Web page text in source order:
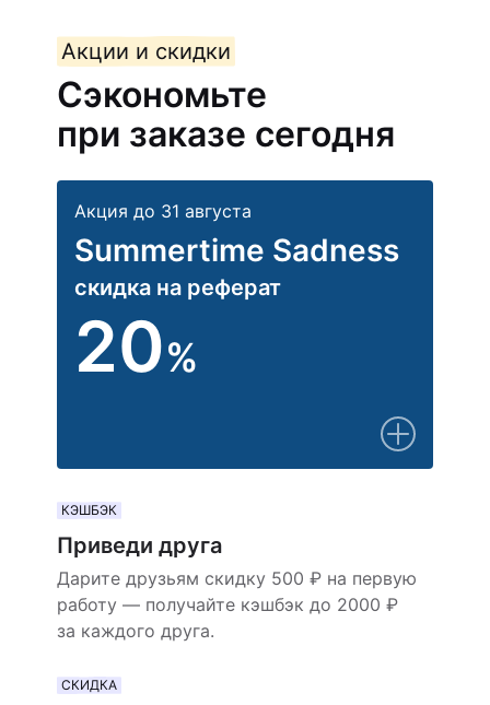
Акции и скидки
Сэкономьте
при заказе сегодня
Акция до 31 августа
Summertime Sadness
скидка на реферат
20%
КЭШБЭК
Приведи друга
Дарите друзьям скидку 500 ₽ на первую
работу — получайте кэшбэк до 2000 ₽
за каждого друга.
СКИДКА